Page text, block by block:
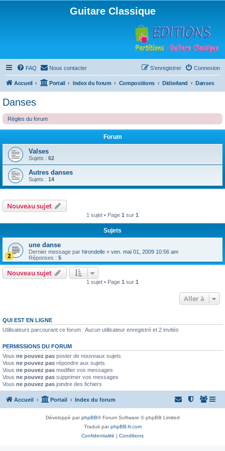
Guitare Classique
FAQ Nous contacter Connexion
S’enregistrer
Accueil Portail Index du forum Compositions Didierland Danses
Danses
Règles du forum
Forum
Valses
Sujets : 62
Autres danses
Sujets : 14
Nouveau sujet
1 sujet • Page 1 sur 1
Sujets
une danse
Dernier message par hirondelle « ven. mai 01, 2009 10:56 am
Réponses : 5
Nouveau sujet
1 sujet • Page 1 sur 1
Aller à
QUI EST EN LIGNE
Utilisateurs parcourant ce forum : Aucun utilisateur enregistré et 2 invités
PERMISSIONS DU FORUM
Vous ne pouvez pas poster de nouveaux sujets
Vous ne pouvez pas répondre aux sujets
Vous ne pouvez pas modifier vos messages
Vous ne pouvez pas supprimer vos messages
Vous ne pouvez pas joindre des fichiers
Accueil Portail Index du forum
Développé parphpBB® Forum Software © phpBB Limited
Traduit parphpBB-fr.com
Confidentialité | Conditions